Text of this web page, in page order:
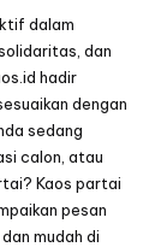
dalam
dan
hadir
dengan
sedang
calon, atau
Kaos partai
pesan
mudah di